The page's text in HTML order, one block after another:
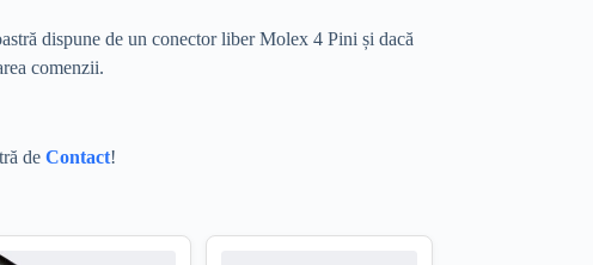
dispune de un conector liber Molex 4 Pini și dacă
comenzii.
de Contact!